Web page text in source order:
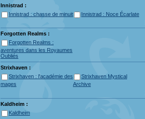
Innistrad :
Innistrad : chasse de minuit
Innistrad : Noce Écarlate
Forgotten Realms :
Forgotten Realms :
aventures dans les Royaumes
Oubliés
Strixhaven :
Strixhaven : l'académie des
mages
Strixhaven Mystical
Archive
Kaldheim :
Kaldheim